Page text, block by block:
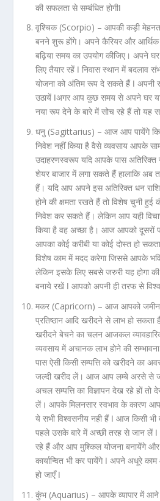
की सफलता से सम्बंधित होगीǀ
वृश्चिक (Scorpio) –आपकी कड़ी
बनने शुरू होंगे। अपने कैरियर और आर्थिक
बढ़िया समय का उपयोग कीजिए। अपने
लिए तैयार रहें ǀ निवास स्थान में बदलाव
योजना को अंतिम रूप दे सकते हैं ǀ अपनी
उठायें ǀअगर आप कुछ समय से अपने घर
नया रूप देने के बारे में सोच रहे हैं तो यह
धनु (Sagittarius) – आज आप पायेंगे कि
निवेश नहीं किया है वैसे व्यवसाय आपके
उदाहरणस्वरूप यदि आपके पास
शेयर बाजार में लगा सकते हैं हालाकि
हैं। यदि आप अपने इस अतिरिक्त धन
होने की क्षमता रखते हैं तो विशेष चुनी
निवेश कर सकते हैं। लेकिन आप यही
किया है वह अच्छा है। आज आपको दूसरों
आपका कोई करीबी या कोई दोस्त हो
विशेष काम में मदद करेगा जिससे आपके
लेकिन इसके लिए सबसे जरुरी यह होगा
बनाये रखें ǀ आपको अपनी ही तरफ से
मकर (Capricorn) – आज आपको जमीन-
प्रतिष्ठान आदि खरीदने से लाभ हो
खरीदने बेचने का चलन आजकल
व्यवसाय में अचानक लाभ होने की
पास ऐसी किसी सम्पत्ति को खरीदने का
जल्दी खरीद लें। आज आप लम्बे अरसे से
अचल सम्पत्ति का विज्ञापन देख रहे हों तो
लें। आपके मिलनसार स्वभाव के कारण
ये सभी विश्वसनीय नही हैं ǀ आज किसी
पहले उसके बारे में अच्छी तरह से जान लें
रहे हैं और आप मुश्किल योजना बनायेंगे
कार्यान्वित भी कर पायेंगे ǀ अपने अधूरे
हो जाएँ ǀ
कुंभ (Aquarius) –आपके व्यापार में